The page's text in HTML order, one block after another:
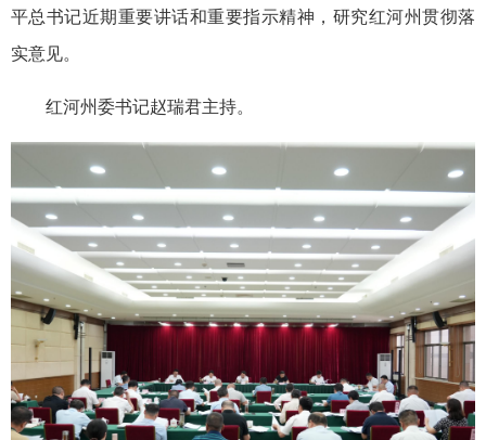
平总书记近期重要讲话和重要指示精神，研究红河州贯彻落
实意见。
红河州委书记赵瑞君主持。